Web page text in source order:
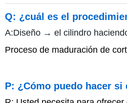
Q: ¿cuál es el
A:Diseño → el cilindro
Proceso de maduración de
P: ¿Cómo puedo hacer